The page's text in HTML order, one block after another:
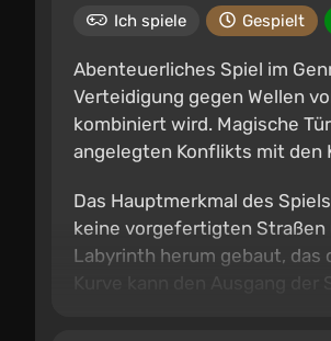
Ich spiele Gespielt
Abenteuerliches Spiel im
Verteidigung gegen Wellen
kombiniert wird. Magische
angelegten Konflikts mit den
Das Hauptmerkmal des
keine vorgefertigten Straßen
Labyrinth herum gebaut, das
Kurve kann den Ausgang der